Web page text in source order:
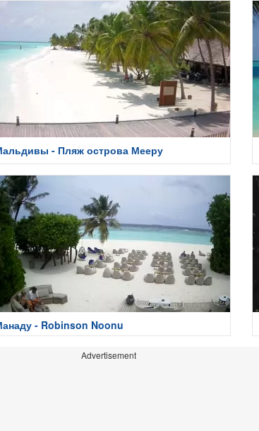
- Пляж острова Мееру
- Robinson Noonu
Advertisement